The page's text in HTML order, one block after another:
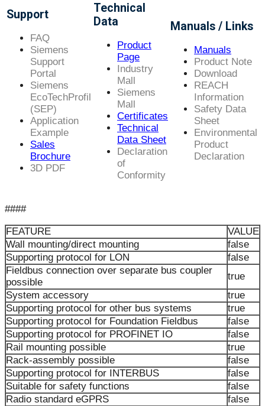
Support
FAQ
Siemens
Support
Portal
Siemens
EcoTechProfil
(SEP)
Application
Example
Sales
Brochure
3D PDF
Technical
Data
Product
Page
Industry
Mall
Siemens
Mall
Certificates
Technical
Data Sheet
Declaration
of
Conformity
Manuals / Links
Manuals
Product Note
Download
REACH
Information
Safety Data
Sheet
Environmental
Product
Declaration
####
FEATURE
VALUE
Wall mounting/direct mounting
false
Supporting protocol for LON
false
Fieldbus connection over separate bus coupler
possible
true
System accessory
true
Supporting protocol for other bus systems
true
Supporting protocol for Foundation Fieldbus
false
Supporting protocol for PROFINET IO
false
Rail mounting possible
true
Rack-assembly possible
false
Supporting protocol for INTERBUS
false
Suitable for safety functions
false
Radio standard eGPRS
false